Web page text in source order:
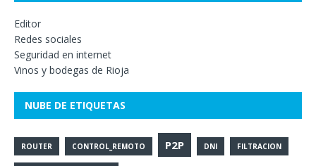
Editor
Redes sociales
Seguridad en internet
Vinos y bodegas de Rioja
NUBE DE ETIQUETAS
ROUTER CONTROL_REMOTO P2P DNI FILTRACION